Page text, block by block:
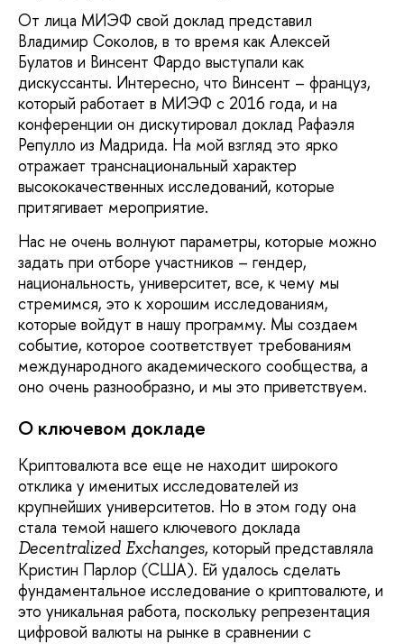
От лица МИЭФ свой доклад представил
Владимир Соколов, в то время как Алексей
Булатов и Винсент Фардо выступали как
дискуссанты. Интересно, что Винсент – француз,
который работает в МИЭФ с 2016 года, и на
конференции он дискутировал доклад Рафаэля
Репулло из Мадрида. На мой взгляд это ярко
отражает транснациональный характер
высококачественных исследований, которые
притягивает мероприятие.
Нас не очень волнуют параметры, которые можно
задать при отборе участников – гендер,
национальность, университет, все, к чему мы
стремимся, это к хорошим исследованиям,
которые войдут в нашу программу. Мы создаем
событие, которое соответствует требованиям
международного академического сообщества, а
оно очень разнообразно, и мы это приветствуем.
О ключевом докладе
Криптовалюта все еще не находит широкого
отклика у именитых исследователей из
крупнейших университетов. Но в этом году она
стала темой нашего ключевого доклада
Decentralized Exchanges, который представляла
Кристин Парлор (США). Ей удалось сделать
фундаментальное исследование о криптовалюте, и
это уникальная работа, поскольку репрезентация
цифровой валюты на рынке в сравнении с